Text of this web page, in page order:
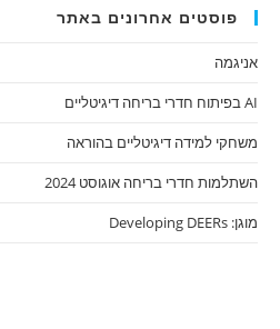
פוסטים אחרונים באתר
אניגמה
AI בפיתוח חדרי בריחה דיגיטליים
משחקי למידה דיגיטליים בהוראה
השתלמות חדרי בריחה אוגוסט 2024
מוגן: Developing DEERs